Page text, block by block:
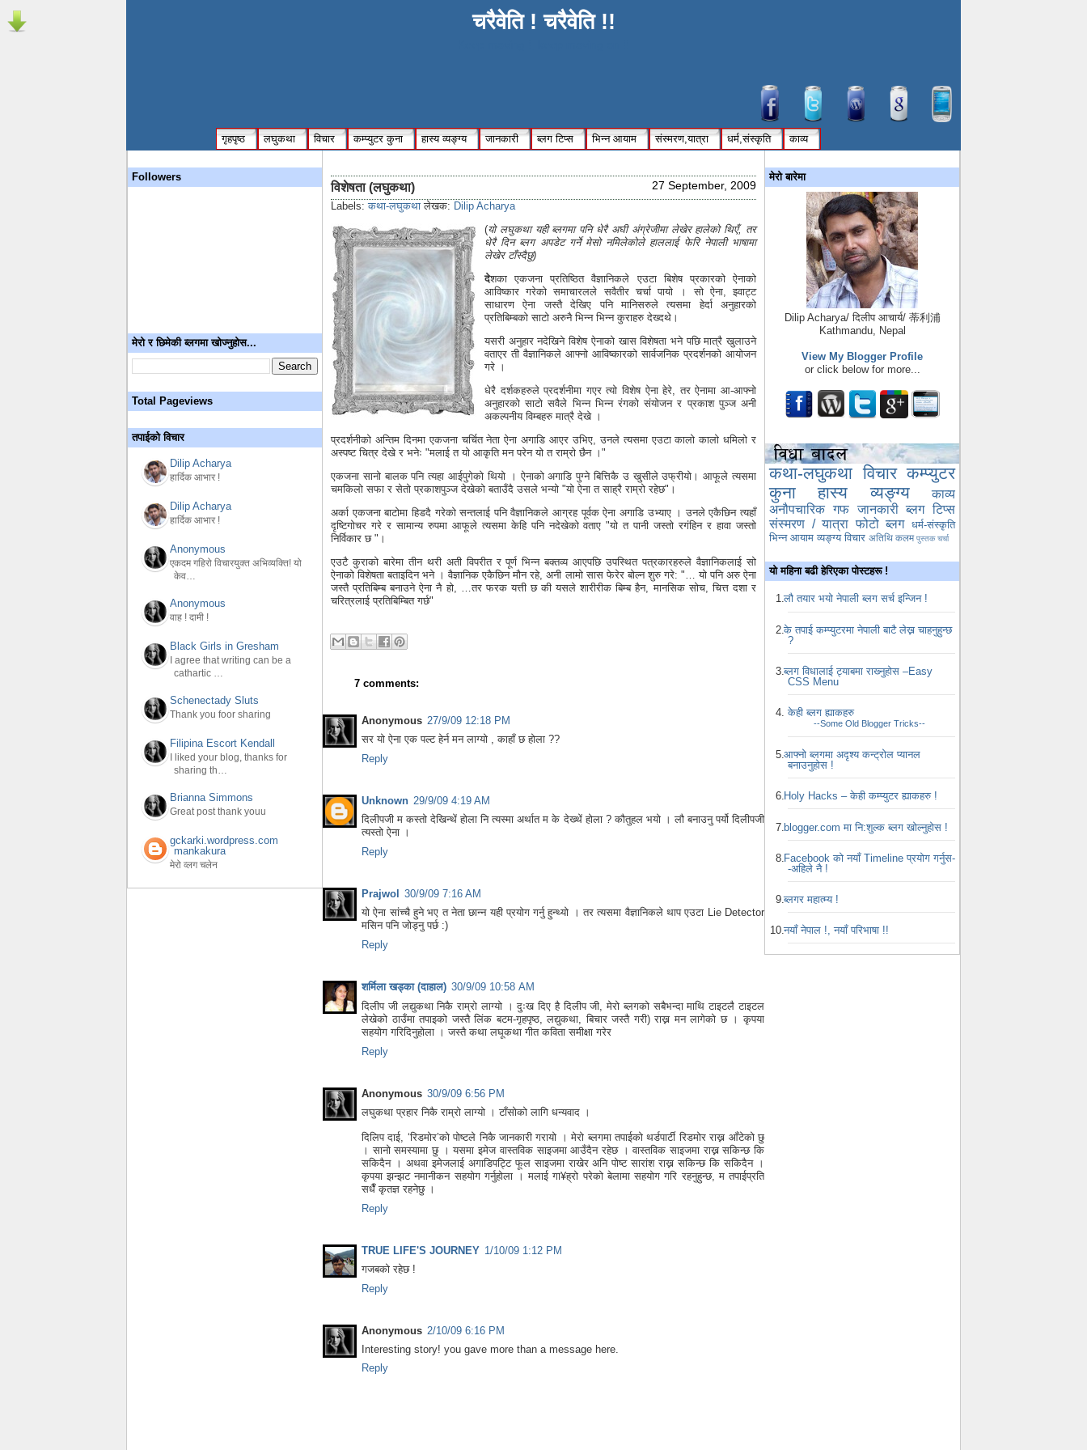
चरैवेति ! चरैवेति !!
गृहपृष्ठ लघुकथा विचार कम्प्युटर कुना हास्य व्यङ्ग्य जानकारी ब्लग टिप्स भिन्न आयाम संस्मरण,यात्रा धर्म,संस्कृति काव्य
Followers
मेरो र छिमेकी ब्लगमा खोज्नुहोस...
Total Pageviews
तपाईको विचार
Dilip Acharya
हार्दिक आभार !
Dilip Acharya
हार्दिक आभार !
Anonymous
एकदम गहिरो विचारयुक्त अभिव्यक्ति! यो
केव…
Anonymous
वाह ! दामी !
Black Girls in Gresham
I agree that writing can be a
cathartic …
Schenectady Sluts
Thank you foor sharing
Filipina Escort Kendall
I liked your blog, thanks for
sharing th…
Brianna Simmons
Great post thank youu
gckarki.wordpress.com
mankakura
मेरो व्लग चलेन
27 September, 2009
विशेषता (लघुकथा)
Labels:कथा-लघुकथा लेखक: Dilip Acharya
(यो लघुकथा यही ब्लगमा पनि धेरै अघी अंग्रेजीमा लेखेर हालेको थिएँ, तर
धेरै दिन ब्लग अपडेट गर्ने मेसो नमिलेकोले हाललाई फेरि नेपाली भाषामा
लेखेर टाँस्दैछु)
देशका एकजना प्रतिष्ठित वैज्ञानिकले एउटा बिशेष प्रकारको ऐनाको
आविष्कार गरेको समाचारलले सवैतीर चर्चा पायो । सो ऐना, झ्वाट्ट
साधारण ऐना जस्तै देखिए पनि मानिसरुले त्यसमा हेर्दा अनुहारको
प्रतिबिम्बको साटो अरुनै भिन्न भिन्न कुराहरु देख्दथे।
यसरी अनुहार नदेखिने विशेष ऐनाको खास विशेषता भने पछि मात्रै खुलाउने
वताएर ती वैज्ञानिकले आफ्नो आविष्कारको सार्वजनिक प्रदर्शनको आयोजन
गरे ।
धेरै दर्शकहरुले प्रदर्शनीमा गएर त्यो विशेष ऐना हेरे, तर ऐनामा आ-आफ्नो
अनुहारको साटो सवैले भिन्न भिन्न रंगको संयोजन र प्रकाश पुञ्ज अनी
अकल्पनीय विम्बहरु मात्रै देखे ।
प्रदर्शनीको अन्तिम दिनमा एकजना चर्चित नेता ऐना अगाडि आएर उभिए, उनले त्यसमा एउटा कालो कालो धमिलो र
अस्पष्ट चित्र देखे र भनेः "मलाई त यो आकृति मन परेन यो त राम्रो छैन ।"
एकजना सानो बालक पनि त्यहा आईपुगेको थियो । ऐनाको अगाडि पुग्ने बित्तिकै उ खुसीले उफ्रीयो। आफूले त्यसमा
चमकिलो सफा र सेतो प्रकाशपुञ्ज देखेको बताउँदै उसले भन्यो "यो ऐना त साह्रै राम्रो रहेछ"।
अर्का एकजना बाटोमा हिडदै गरेको सन्तलाई पनि वैज्ञानिकले आग्रह पूर्वक ऐना अगाडि उभ्याए । उनले एकैछिन त्यहाँ
दृष्टिगोचर गरे र सामान्य रुपमा आफूले त्यसमा केहि पनि नदेखेको वताए "यो त पानी जस्तो रगंहिन र हावा जस्तो
निर्विकार छ "।
एउटै कुराको बारेमा तीन थरी अती विपरीत र पूर्ण भिन्न बक्तव्य आएपछि उपस्थित पत्रकारहरुले वैज्ञानिकलाई सो
ऐनाको विशेषता बताइदिन भने । वैज्ञानिक एकैछिन मौन रहे, अनी लामो सास फेरेर बोल्न शुरु गरे: "… यो पनि अरु ऐना
जस्तै प्रतिबिम्ब बनाउने ऐना नै हो, …तर फरक यत्ती छ की यसले शारीरीक बिम्ब हैन, मानसिक सोच, चित्त दशा र
चरित्रलाई प्रतिबिम्बित गर्छ"
7 comments:
Anonymous 27/9/09 12:18 PM
सर यो ऐना एक पल्ट हेर्न मन लाग्यो , काहाँ छ होला ??
Reply
Unknown 29/9/09 4:19 AM
दिलीपजी म कस्तो देखिन्थें होला नि त्यस्मा अर्थात म के देख्थें होला ? कौतुहल भयो । लौ बनाउनु पर्यो दिलीपजी
त्यस्तो ऐना ।
Reply
Prajwol
30/9/09 7:16 AM
यो ऐना सांच्चै हुने भए त नेता छान्न यही प्रयोग गर्नु हुन्थ्यो । तर त्यसमा वैज्ञानिकले थाप एउटा Lie Detector
मसिन पनि जोड्नु पर्छ :)
Reply
शर्मिला खड्का (दाहाल) 30/9/09 10:58 AM
दिलीप जी लद्युकथा निकै राम्रो लाग्यो । दुःख दिए है दिलीप जी, मेरो ब्लगको सबैभन्दा माथि टाइटलै टाइटल
लेखेको ठाउँमा तपाइको जस्तै लिंक बटम-गृहपृष्ठ, लद्युकथा, बिचार जस्तै गरी) राख्न मन लागेको छ । कृपया
सहयोग गरिदिनुहोला । जस्तै कथा लघूकथा गीत कविता समीक्षा गरेर
Reply
Anonymous 30/9/09 6:56 PM
लघुकथा प्रहार निकै राम्रो लाग्यो । टाँसोको लागि धन्यवाद ।
दिलिप दाई, ‘रिडमोर’को पोष्टले निकै जानकारी गरायो । मेरो ब्लगमा तपाईको थर्डपार्टी रिडमोर राख्न आँटेको छु
। सानो समस्यामा छु । यसमा इमेज वास्तविक साइजमा आउँदैन रहेछ । वास्तविक साइजमा राख्न सकिन्छ कि
सकिदैन । अथवा इमेजलाई अगाडिपट्टि फूल साइजमा राखेर अनि पोष्ट सारांश राख्न सकिन्छ कि सकिदैन ।
कृपया झन्झट नमानीकन सहयोग गर्नुहोला । मलाई गा¥ह्रो परेको बेलामा सहयोग गरि रहनुहुन्छ, म तपाईप्रति
सधैँ कृतज्ञ रहनेछु ।
Reply
TRUE LIFE'S JOURNEY 1/10/09 1:12 PM
गजबको रहेछ !
Reply
Anonymous 2/10/09 6:16 PM
Interesting story! you gave more than a message here.
Reply
मेरो बारेमा
Dilip Acharya/ दिलीप आचार्य/ 蒂利浦
Kathmandu, Nepal
View My Blogger Profile
or click below for more...
कथा-लघुकथा विचार कम्प्युटर
कुना
हास्य व्यङ्ग्य
काव्य
अनौपचारिक गफ जानकारी ब्लग टिप्स
संस्मरण / यात्रा फोटो ब्लग धर्म-संस्कृति
भिन्न आयाम व्यङ्ग्य विचार अतिथि कलम पुस्तक चर्चा
यो महिना बढी हेरिएका पोस्टहरू !
लौ तयार भयो नेपाली ब्लग सर्च इन्जिन !
के तपाई कम्प्युटरमा नेपाली बाटै लेख्न चाहनुहुन्छ
?
ब्लग विधालाई ट्याबमा राख्‍नुहोस –Easy
CSS Menu
केही ब्लग ह्याकहरु
--Some Old Blogger Tricks--
आफ्नो ब्लगमा अदृश्य कन्ट्रोल प्यानल
बनाउनुहोस !
Holy Hacks – केही कम्प्युटर ह्याकहरु !
blogger.com मा नि:शुल्क ब्लग खोल्नुहोस !
Facebook को नयाँ Timeline प्रयोग गर्नुस-
-अहिले नै !
ब्लगर महात्म्य !
नयाँ नेपाल !, नयाँ परिभाषा !!